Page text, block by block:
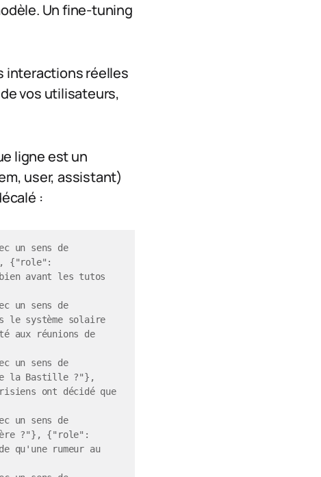
Un fine-tuning
interactions réelles
vos utilisateurs,
ligne est un
user, assistant)
:
un sens de
{"role":
avant les tutos
un sens de
le système solaire
réunions de
un sens de
la Bastille ?"},
ont décidé que
un sens de
?"}, {"role":
qu'une rumeur au